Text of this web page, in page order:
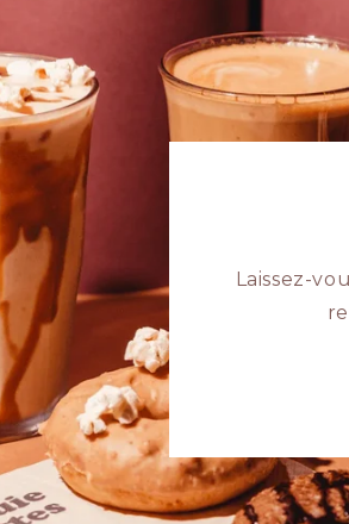
Laissez-